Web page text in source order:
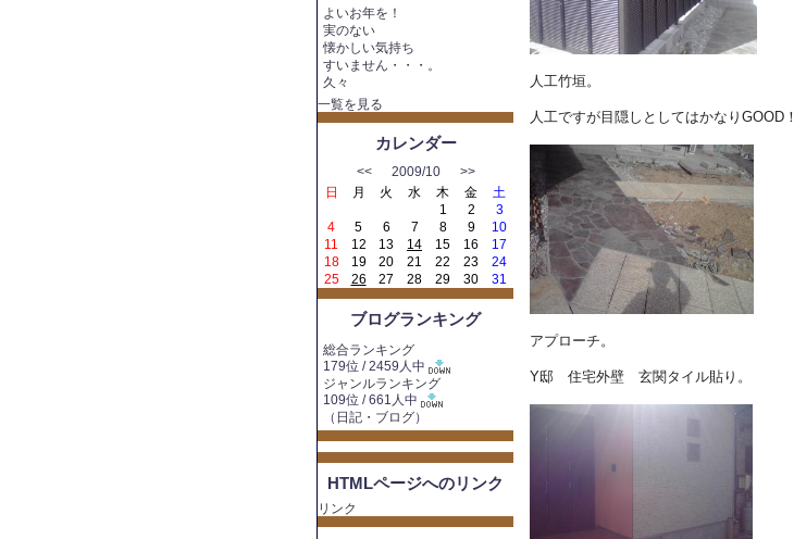
人工竹垣。
人工ですが目隠しとしてはかなりGOOD！
アプローチ。
Y邸 住宅外壁 玄関タイル貼り。
よいお年を！
実のない
懐かしい気持ち
すいません・・・。
久々
一覧を見る
カレンダー
<<2009/10 >>
日
月 火 水 木 金
土
1
2
3
4
5 6 7 8 9
10
11
12 13 14 15 16
17
18
19 20 21 22 23
24
25
26 27 28 29 30 31
ブログランキング
総合ランキング
179位 / 2459人中
ジャンルランキング
109位 / 661人中
（ 日記・ブログ）
HTMLページへのリンク
リンク